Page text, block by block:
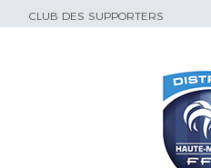
CLUB DES SUPPORTERS